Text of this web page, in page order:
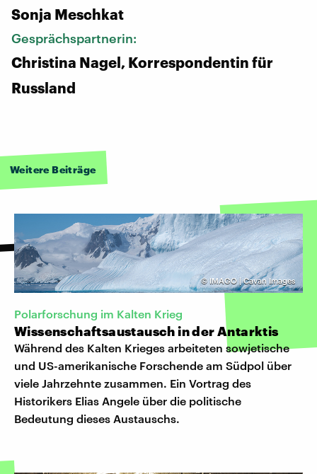
Sonja Meschkat
Gesprächspartnerin:
Christina Nagel, Korrespondentin für
Russland
Weitere Beiträge
© IMAGO | Cavan Images
Polarforschung im Kalten Krieg
Wissenschaftsaustausch in der Antarktis
Während des Kalten Krieges arbeiteten sowjetische
und US-amerikanische Forschende am Südpol über
viele Jahrzehnte zusammen. Ein Vortrag des
Historikers Elias Angele über die politische
Bedeutung dieses Austauschs.